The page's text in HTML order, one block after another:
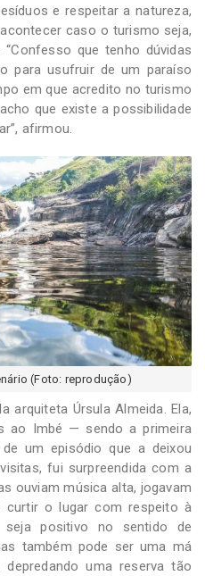
e respeitar a natureza,
caso o turismo seja,
que tenho dúvidas
para usufruir de um paraíso
em que acredito no turismo
que existe a possibilidade
afirmou.
(Foto: reprodução)
arquiteta Úrsula Almeida. Ela,
ao Imbé — sendo a primeira
um episódio que a deixou
fui surpreendida com a
ouviam música alta, jogavam
curtir o lugar com respeito à
seja positivo no sentido de
também pode ser uma má
uma reserva tão